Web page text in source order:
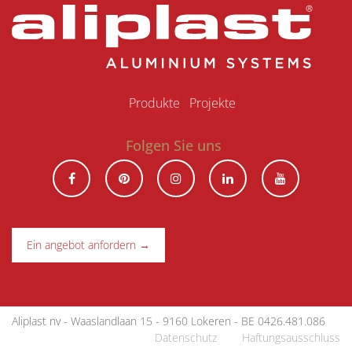
Produkte Projekte
Folgen Sie uns
Ein angebot anfordern →
Aliplast nv - Waaslandlaan 15 - 9160 Lokeren - BE 0426.481.086
Datenschutz
Haftungsausschluss